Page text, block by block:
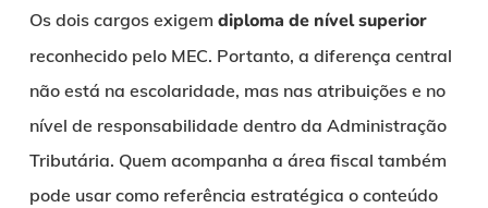
Os dois cargos exigem diploma de nível superior
reconhecido pelo MEC. Portanto, a diferença central
não está na escolaridade, mas nas atribuições e no
nível de responsabilidade dentro da Administração
Tributária. Quem acompanha a área fiscal também
pode usar como referência estratégica o conteúdo